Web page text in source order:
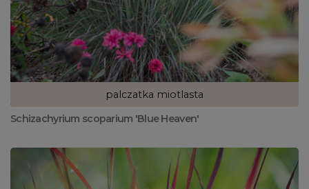
palczatka miotlasta
Schizachyrium scoparium 'Blue Heaven'